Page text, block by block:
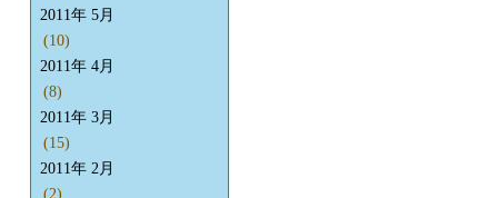
2011年 5月
(10)
2011年 4月
(8)
2011年 3月
(15)
2011年 2月
(2)